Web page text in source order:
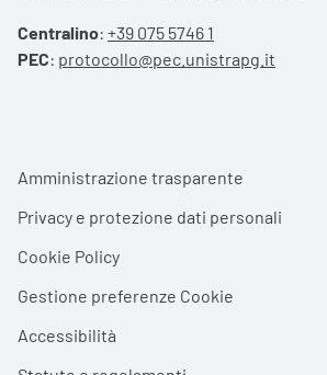
Centralino: +39 075 5746 1
PEC: protocollo@pec.unistrapg.it
Footer menu
Amministrazione trasparente
Privacy e protezione dati personali
Cookie Policy
Gestione preferenze Cookie
Accessibilità